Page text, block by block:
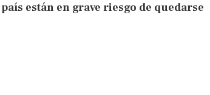
están en grave riesgo de quedarse